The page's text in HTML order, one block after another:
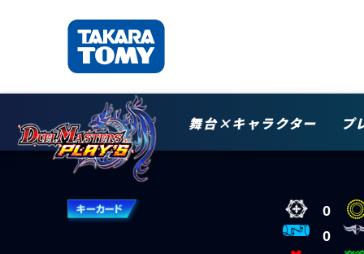
舞台×キャラクター プ
0
0